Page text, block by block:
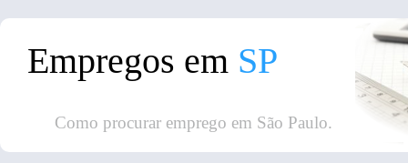
Empregos em SP
Como procurar emprego em São Paulo.